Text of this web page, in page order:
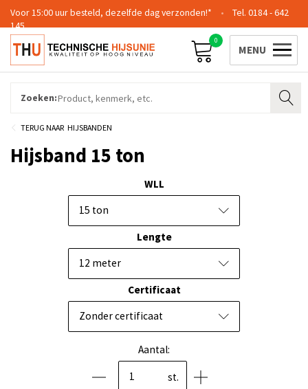
Voor 15:00 uur besteld, dezelfde dag verzonden!*
0184 - 642
145
0
Zoeken:
HIJSBANDEN
Hijsband 15 ton
WLL
15 ton
Lengte
12 meter
Certificaat
Zonder certificaat
Aantal:
st.